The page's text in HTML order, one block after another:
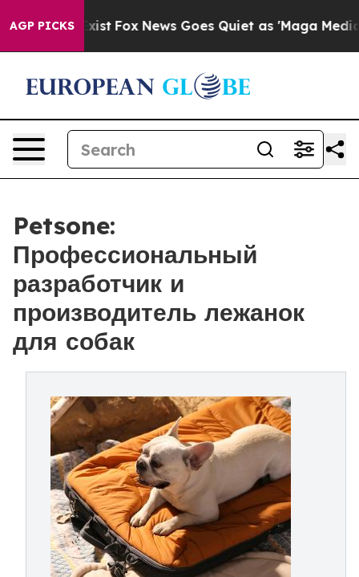
AGP PICKS
Exist Fox News Goes Quiet as 'Maga Media
Petsone:
Профессиональный
разработчик и
производитель лежанок
для собак